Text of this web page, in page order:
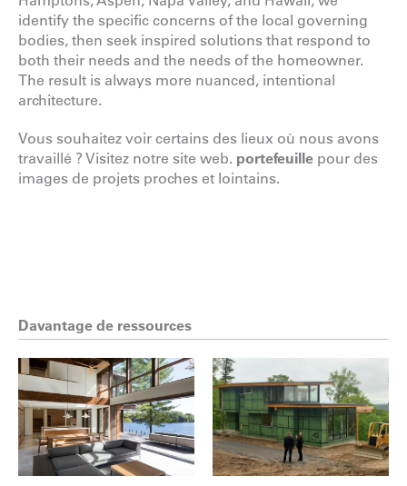
identify the specific concerns of the local governing
bodies, then seek inspired solutions that respond to
both their needs and the needs of the homeowner.
The result is always more nuanced, intentional
architecture.
Vous souhaitez voir certains des lieux où nous avons
travaillé ? Visitez notre site web. portefeuille pour des
images de projets proches et lointains.
Davantage de ressources